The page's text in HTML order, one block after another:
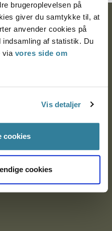
brugeroplevelsen på
giver du samtykke til, at
anvender cookies på
indsamling af statistik. Du
via vores side om
Vis detaljer
cookies
cookies